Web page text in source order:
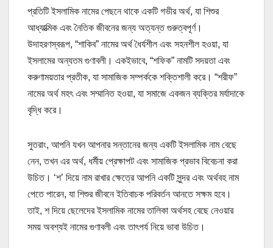
প্রতিটি ইসলামিক নামের পেছনে থাকে একটি গভীর অর্থ, যা শিশুর
আধ্যাত্মিক এবং নৈতিক জীবনের জন্য অত্যন্ত গুরুত্বপূর্ণ।
উদাহরণস্বরূপ, “শাকিব” নামের অর্থ ধৈর্যশীল এবং সহনশীল হওয়া, যা
ইসলামের অন্যতম গুণাবলী। একইভাবে, “শফিক” নামটি সদয়তা এবং
করুণাময়তার প্রতীক, যা সামাজিক সম্পর্ককে শক্তিশালী করে। “শরীফ”
নামের অর্থ মহৎ এবং সম্মানিত হওয়া, যা সমাজে একজন ব্যক্তির মর্যাদাকে
বৃদ্ধি করে।
সুতরাং, আপনি যখন আপনার সন্তানের জন্য একটি ইসলামিক নাম বেছে
নেন, তখন এর অর্থ, ধর্মীয় প্রেক্ষাপট এবং সামাজিক প্রভাব বিবেচনা করা
উচিত। ‘শ’ দিয়ে নাম রাখার ক্ষেত্রে আপনি একটি সুন্দর এবং অর্থবহ নাম
পেতে পারেন, যা শিশুর জীবনে ইতিবাচক পরিবর্তন আনতে সক্ষম হবে।
তাই, শ দিয়ে ছেলেদের ইসলামিক নামের তালিকা অর্থসহবেছে নেওয়ার
সময় অবশ্যই নামের গুণাবলী এবং তাৎপর্য নিয়ে ভাবা উচিত।